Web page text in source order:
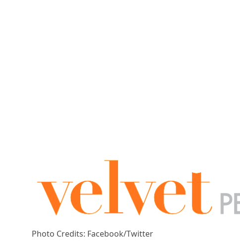
Photo Credits: Facebook/Twitter